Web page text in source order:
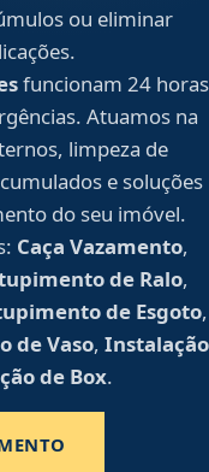
ou eliminar
funcionam 24 horas
Atuamos na
limpeza de
e soluções
do seu imóvel.
Caça Vazamento,
de Ralo,
de Esgoto,
de Vaso, Instalação
de Box.